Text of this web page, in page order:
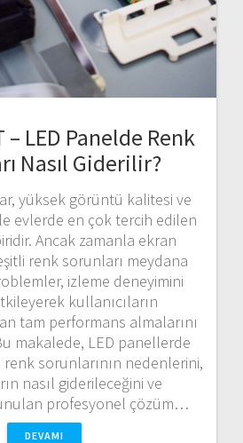
– LED Panelde Renk
Nasıl Giderilir?
yüksek görüntü kalitesi ve
evlerde en çok tercih edilen
Ancak zamanla ekran
renk sorunları meydana
izleme deneyimini
kullanıcıların
tam performans almalarını
makalede, LED panellerde
renk sorunlarının nedenlerini,
nasıl giderileceğini ve
profesyonel çözüm…
DEVAMI